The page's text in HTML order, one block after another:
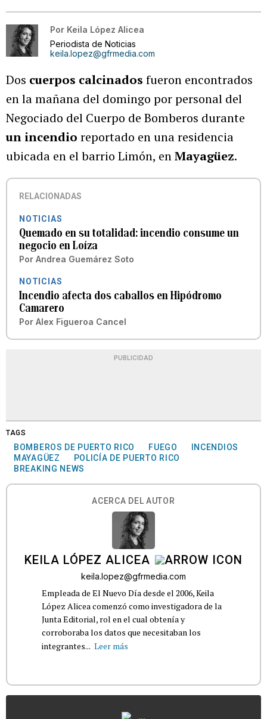
Por Keila López Alicea
Periodista de Noticias
keila.lopez@gfrmedia.com
Dos cuerpos calcinados fueron encontrados
en la mañana del domingo por personal del
Negociado del Cuerpo de Bomberos durante
un incendio reportado en una residencia
ubicada en el barrio Limón, enMayagüez.
RELACIONADAS
NOTICIAS
Quemado en su totalidad: incendio consume un
negocio en Loíza
Por Andrea Guemárez Soto
NOTICIAS
Incendio afecta dos caballos en Hipódromo
Camarero
Por Alex Figueroa Cancel
PUBLICIDAD
TAGS
BOMBEROS DE PUERTO RICO FUEGO
INCENDIOS
MAYAGÜEZ
POLICÍA DE PUERTO RICO
BREAKING NEWS
ACERCA DEL AUTOR
KEILA LÓPEZ ALICEA
keila.lopez@gfrmedia.com
Empleada de El Nuevo Día desde el 2006, Keila
López Alicea comenzó como investigadora de la
Junta Editorial, rol en el cual obtenía y
corroboraba los datos que necesitaban los
integrantes... Leer más
...